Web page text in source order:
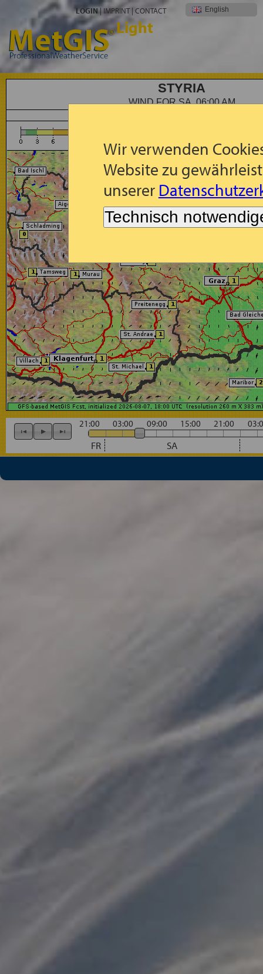
Wir verwenden
Website zu
unserer
Technisch
LOGIN| IMPRINT| CONTACT English
Light
STYRIA
WIND FOR SA, 06:00 AM
21:00 03:00 09:00 15:00 21:00
FR SA